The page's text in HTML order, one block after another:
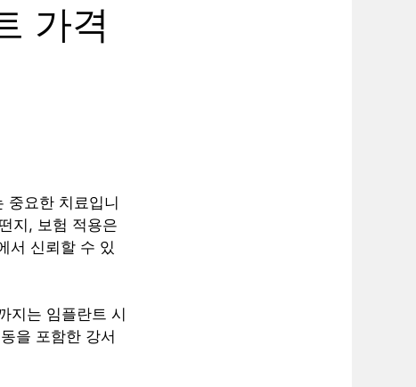
가격
중요한 치료입니
지, 보험 적용은
서 신뢰할 수 있
지는 임플란트 시
을 포함한 강서